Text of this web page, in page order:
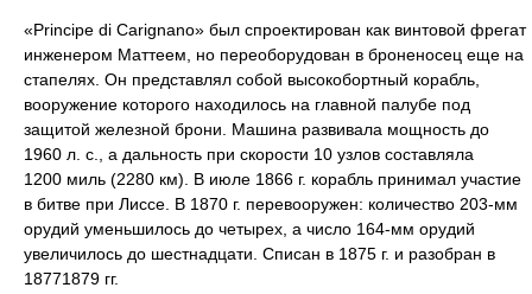
«Principe di Carignano» был спроектирован как винтовой фрегат
инженером Маттеем, но переоборудован в броненосец еще на
стапелях. Он представлял собой высокобортный корабль,
вооружение которого находилось на главной палубе под
защитой железной брони. Машина развивала мощность до
1960 л. с., а дальность при скорости 10 узлов составляла
1200 миль (2280 км). В июле 1866 г. корабль принимал участие
в битве при Лиссе. В 1870 г. перевооружен: количество 203-мм
орудий уменьшилось до четырех, а число 164-мм орудий
увеличилось до шестнадцати. Списан в 1875 г. и разобран в
18771879 гг.